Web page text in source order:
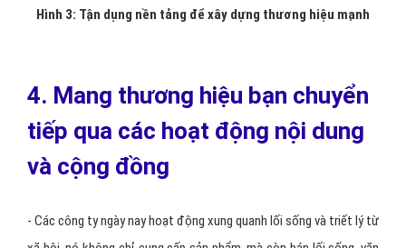
Hình 3: Tận dụng nền tảng để xây dựng thương hiệu mạnh
4. Mang thương hiệu bạn chuyển
tiếp qua các hoạt động nội dung
và cộng đồng
- Các công ty ngày nay hoạt động xung quanh lối sống và triết lý từ